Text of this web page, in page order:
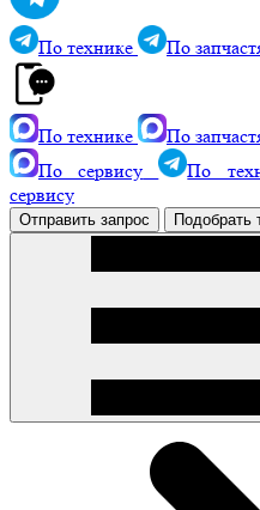
По технике По
По технике
По
По сервису
По
сервису
Отправить запрос Подобрать